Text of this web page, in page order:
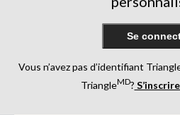
Se
Vous n’avez pas d’identifiant
TriangleMD?